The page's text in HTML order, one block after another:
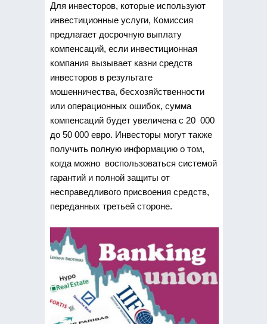
Для инвесторов, которые используют
инвестиционные услуги, Комиссия
предлагает досрочную выплату
компенсаций, если инвестиционная
компания вызывает казни средств
инвесторов в результате
мошенничества, бесхозяйственности
или операционных ошибок, сумма
компенсаций будет увеличена с 20 000
до 50 000 евро. Инвесторы могут также
получить полную информацию о том,
когда можно воспользоваться системой
гарантий и полной защиты от
несправедливого присвоения средств,
переданных третьей стороне.